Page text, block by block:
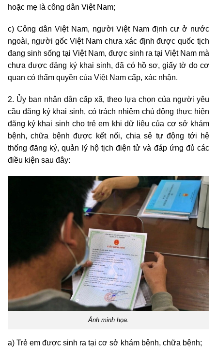
hoặc mẹ là công dân Việt Nam;
c) Công dân Việt Nam, người Việt Nam định cư ở nước
ngoài, người gốc Việt Nam chưa xác định được quốc tịch
đang sinh sống tại Việt Nam, được sinh ra tại Việt Nam mà
chưa được đăng ký khai sinh, đã có hồ sơ, giấy tờ do cơ
quan có thẩm quyền của Việt Nam cấp, xác nhận.
2. Ủy ban nhân dân cấp xã, theo lựa chọn của người yêu
cầu đăng ký khai sinh, có trách nhiệm chủ động thực hiện
đăng ký khai sinh cho trẻ em khi dữ liệu của cơ sở khám
bệnh, chữa bệnh được kết nối, chia sẻ tự động tới hệ
thống đăng ký, quản lý hộ tịch điện tử và đáp ứng đủ các
điều kiện sau đây:
Ảnh minh họa.
a) Trẻ em được sinh ra tại cơ sở khám bệnh, chữa bệnh;